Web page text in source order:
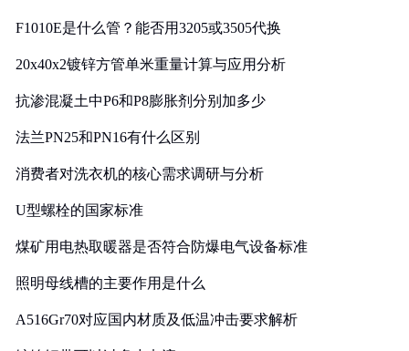
F1010E是什么管？能否用3205或3505代换
20x40x2镀锌方管单米重量计算与应用分析
抗渗混凝土中P6和P8膨胀剂分别加多少
法兰PN25和PN16有什么区别
消费者对洗衣机的核心需求调研与分析
U型螺栓的国家标准
煤矿用电热取暖器是否符合防爆电气设备标准
照明母线槽的主要作用是什么
A516Gr70对应国内材质及低温冲击要求解析